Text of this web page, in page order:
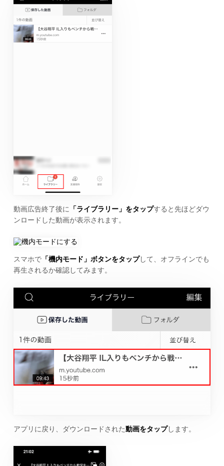
動画広告終了後に 「ライブラリー」をタップすると先ほどダウ
ンロードした動画が表示されます。
スマホで「機内モード」ボタンをタップして、オフラインでも
再生されるか確認してみます。
アプリに戻り、ダウンロードされた動画をタップします。